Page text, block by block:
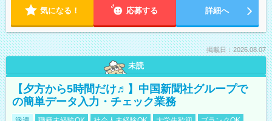
気になる！ 応募する 詳細へ
掲載日：2026.08.07
未読
【夕方から5時間だけ♬】中国新聞社グループで
の簡単データ入力・チェック業務